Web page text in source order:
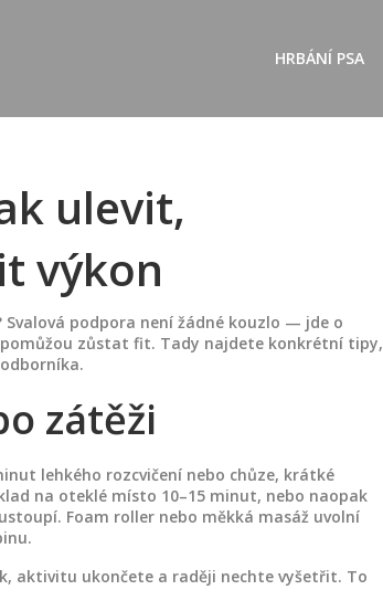
HRBÁNÍ PSA
ulevit,
výkon
podpora není žádné kouzlo — jde o
zůstat fit. Tady najdete konkrétní tipy,
zátěži
lehkého rozcvičení nebo chůze, krátké
na oteklé místo 10–15 minut, nebo naopak
Foam roller nebo měkká masáž uvolní
aktivitu ukončete a raději nechte vyšetřit. To